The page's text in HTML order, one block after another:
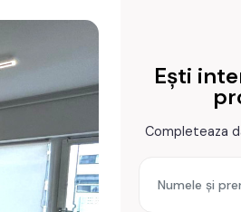
Ești
Completeaza